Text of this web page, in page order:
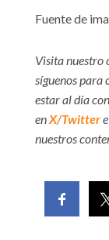
Fuente de
Visita nuestro
síguenos para
estar al día
enX/Twittere
nuestros